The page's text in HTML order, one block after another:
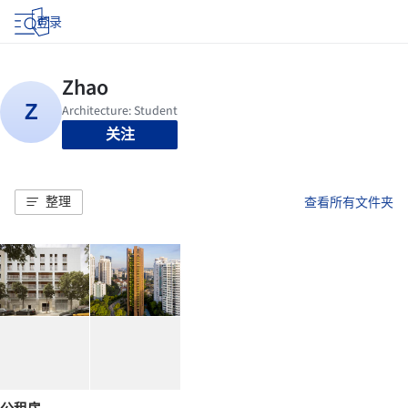
登录
关注
整理 查看所有文件夹